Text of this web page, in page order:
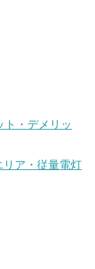
ト・デメリッ
リア・従量電灯